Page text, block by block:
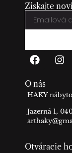
Získajte
O nás
HAKY
Jazerná 1,
Otváracie